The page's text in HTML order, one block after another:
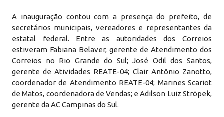
A inauguração contou com a presença do prefeito, de
secretários municipais, vereadores e representantes da
estatal federal. Entre as autoridades dos Correios
estiveram Fabiana Belaver, gerente de Atendimento dos
Correios no Rio Grande do Sul; José Odil dos Santos,
gerente de Atividades REATE-04; Clair Antônio Zanotto,
coordenador de Atendimento REATE-04; Marines Scariot
de Matos, coordenadora de Vendas; e Adilson Luiz Ströpek,
gerente da AC Campinas do Sul.